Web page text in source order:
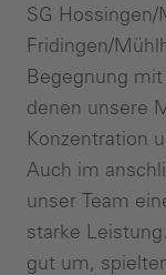
SG
Fridingen/
Begegnung
denen unsere
Konzentration
Auch im
unser Team
starke
gut um,